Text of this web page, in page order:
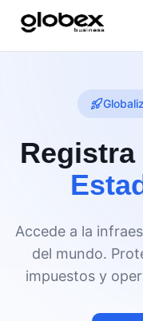
Registra
Accede a la
del mundo.
impuestos y